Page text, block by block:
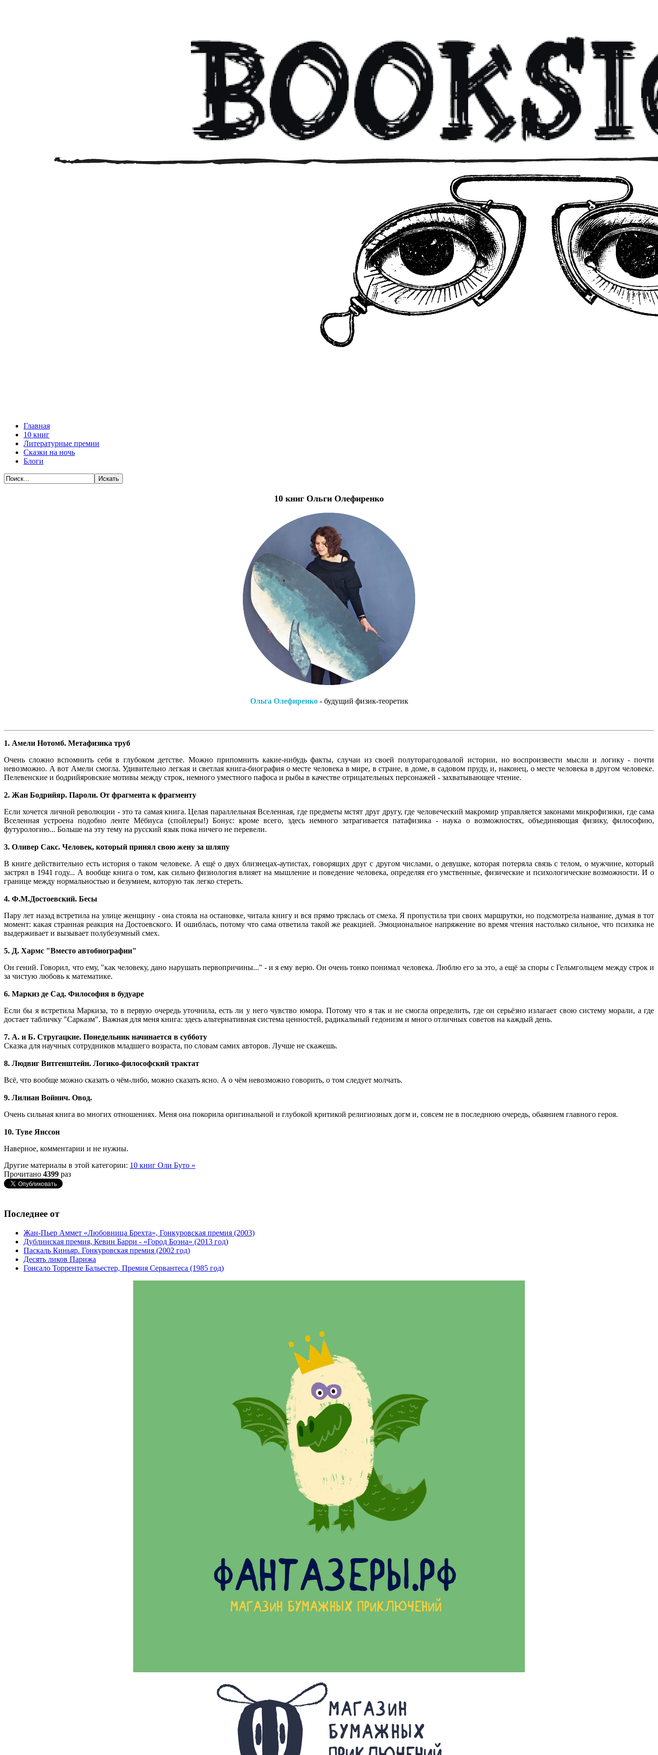
Главная
10 книг
Литературные премии
Сказки на ночь
Блоги
Искать
10 книг Ольги Олефиренко
Ольга Олефиренко - будущий физик-теоретик
1. Амели Нотомб. Метафизика труб
Очень сложно вспомнить себя в глубоком детстве. Можно припомнить какие-нибудь факты, случаи из своей полуторагодовалой истории, но воспроизвести мысли и логику - почти
невозможно. А вот Амели смогла. Удивительно легкая и светлая книга-биография о месте человека в мире, в стране, в доме, в садовом пруду, и, наконец, о месте человека в другом человеке.
Пелевенские и бодрийяровские мотивы между строк, немного уместного пафоса и рыбы в качестве отрицательных персонажей - захватывающее чтение.
2. Жан Бодрийяр. Пароли. От фрагмента к фрагменту
Если хочется личной революции - это та самая книга. Целая параллельная Вселенная, где предметы мстят друг другу, где человеческий макромир управляется законами микрофизики, где сама
Вселенная устроена подобно ленте Мёбиуса (спойлеры!) Бонус: кроме всего, здесь немного затрагивается патафизика - наука о возможностях, объединяющая физику, философию,
футурологию... Больше на эту тему на русский язык пока ничего не перевели.
3. Оливер Сакс. Человек, который принял свою жену за шляпу
В книге действительно есть история о таком человеке. А ещё о двух близнецах-аутистах, говорящих друг с другом числами, о девушке, которая потеряла связь с телом, о мужчине, который
застрял в 1941 году... А вообще книга о том, как сильно физиология влияет на мышление и поведение человека, определяя его умственные, физические и психологические возможности. И о
границе между нормальностью и безумием, которую так легко стереть.
4. Ф.М.Достоевский. Бесы
Пару лет назад встретила на улице женщину - она стояла на остановке, читала книгу и вся прямо тряслась от смеха. Я пропустила три своих маршрутки, но подсмотрела название, думая в тот
момент: какая странная реакция на Достоевского. И ошиблась, потому что сама ответила такой же реакцией. Эмоциональное напряжение во время чтения настолько сильное, что психика не
выдерживает и вызывает полубезумный смех.
5. Д. Хармс "Вместо автобиографии"
Он гений. Говорил, что ему, "как человеку, дано нарушать первопричины..." - и я ему верю. Он очень тонко понимал человека. Люблю его за это, а ещё за споры с Гельмгольцем между строк и
за чистую любовь к математике.
6. Маркиз де Сад. Философия в будуаре
Если бы я встретила Маркиза, то в первую очередь уточнила, есть ли у него чувство юмора. Потому что я так и не смогла определить, где он серьёзно излагает свою систему морали, а где
достает табличку "Сарказм". Важная для меня книга: здесь альтернативная система ценностей, радикальный гедонизм и много отличных советов на каждый день.
7. А. и Б. Стругацкие. Понедельник начинается в субботу
Сказка для научных сотрудников младшего возраста, по словам самих авторов. Лучше не скажешь.
8. Людвиг Витгенштейн. Логико-философский трактат
Всё, что вообще можно сказать о чём-либо, можно сказать ясно. А о чём невозможно говорить, о том следует молчать.
9. Лилиан Войнич. Овод.
Очень сильная книга во многих отношениях. Меня она покорила оригинальной и глубокой критикой религиозных догм и, совсем не в последнюю очередь, обаянием главного героя.
10. Туве Янссон
Наверное, комментарии и не нужны.
Другие материалы в этой категории: 10 книг Оли Буто »
Прочитано 4399 раз
Последнее от
Жан-Пьер Аммет «Любовница Брехта», Гонкуровская премия (2003)
Дублинская премия, Кевин Барри - «Город Боэна» (2013 год)
Паскаль Киньяр. Гонкуровская премия (2002 год)
Десять ликов Парижа
Гонсало Торренте Бальестер, Премия Сервантеса (1985 год)